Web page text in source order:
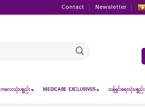
Contact Newsletter
ကလေးသုံးပစ္စည်း MEDICARE EXCLUSIVES သန့်ရှင်းရေးသုံးပစ္စည်း